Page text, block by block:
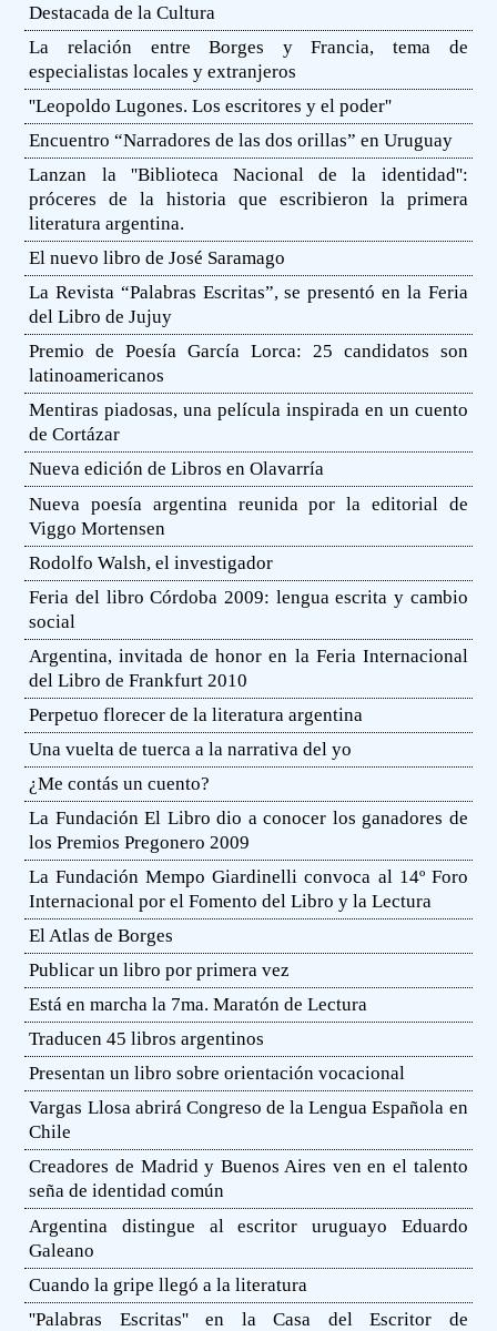
Destacada de la Cultura
La relación entre Borges y Francia, tema de
especialistas locales y extranjeros
''Leopoldo Lugones. Los escritores y el poder''
Encuentro “Narradores de las dos orillas” en Uruguay
Lanzan la ''Biblioteca Nacional de la identidad'':
próceres de la historia que escribieron la primera
literatura argentina.
El nuevo libro de José Saramago
La Revista “Palabras Escritas”, se presentó en la Feria
del Libro de Jujuy
Premio de Poesía García Lorca: 25 candidatos son
latinoamericanos
Mentiras piadosas, una película inspirada en un cuento
de Cortázar
Nueva edición de Libros en Olavarría
Nueva poesía argentina reunida por la editorial de
Viggo Mortensen
Rodolfo Walsh, el investigador
Feria del libro Córdoba 2009: lengua escrita y cambio
social
Argentina, invitada de honor en la Feria Internacional
del Libro de Frankfurt 2010
Perpetuo florecer de la literatura argentina
Una vuelta de tuerca a la narrativa del yo
¿Me contás un cuento?
La Fundación El Libro dio a conocer los ganadores de
los Premios Pregonero 2009
La Fundación Mempo Giardinelli convoca al 14º Foro
Internacional por el Fomento del Libro y la Lectura
El Atlas de Borges
Publicar un libro por primera vez
Está en marcha la 7ma. Maratón de Lectura
Traducen 45 libros argentinos
Presentan un libro sobre orientación vocacional
Vargas Llosa abrirá Congreso de la Lengua Española en
Chile
Creadores de Madrid y Buenos Aires ven en el talento
seña de identidad común
Argentina distingue al escritor uruguayo Eduardo
Galeano
Cuando la gripe llegó a la literatura
''Palabras Escritas'' en la Casa del Escritor de